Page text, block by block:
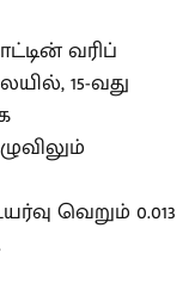
வரிப்
15-வது
வெறும் 0.013